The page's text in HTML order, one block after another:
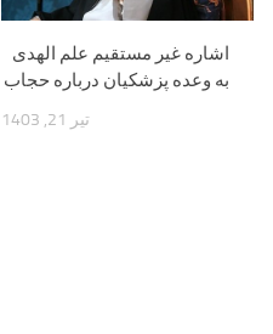
اشاره غیر مستقیم علم الهدی
به وعده پزشکیان درباره حجاب
تیر 21, 1403